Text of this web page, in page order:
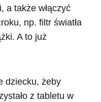
a także włączyć
np. filtr światła
A to już
dziecku, żeby
z tabletu w